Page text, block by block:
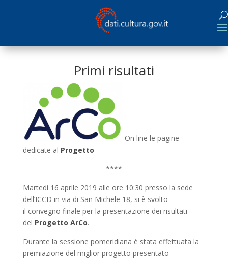
Primi risultati
On line le pagine
dedicate al Progetto
****
Martedì 16 aprile 2019 alle ore 10:30 presso la sede
dell’ICCD in via di San Michele 18, si è svolto
il convegno finale per la presentazione dei risultati
del Progetto ArCo.
Durante la sessione pomeridiana è stata effettuata la
premiazione del miglior progetto presentato